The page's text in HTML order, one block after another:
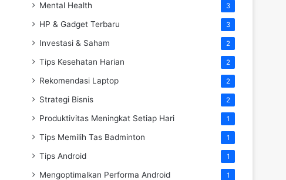
Mental Health 3
HP & Gadget Terbaru 3
Investasi & Saham 2
Tips Kesehatan Harian 2
Rekomendasi Laptop 2
Strategi Bisnis 2
Produktivitas Meningkat Setiap Hari 1
Tips Memilih Tas Badminton 1
Tips Android 1
Mengoptimalkan Performa Android 1